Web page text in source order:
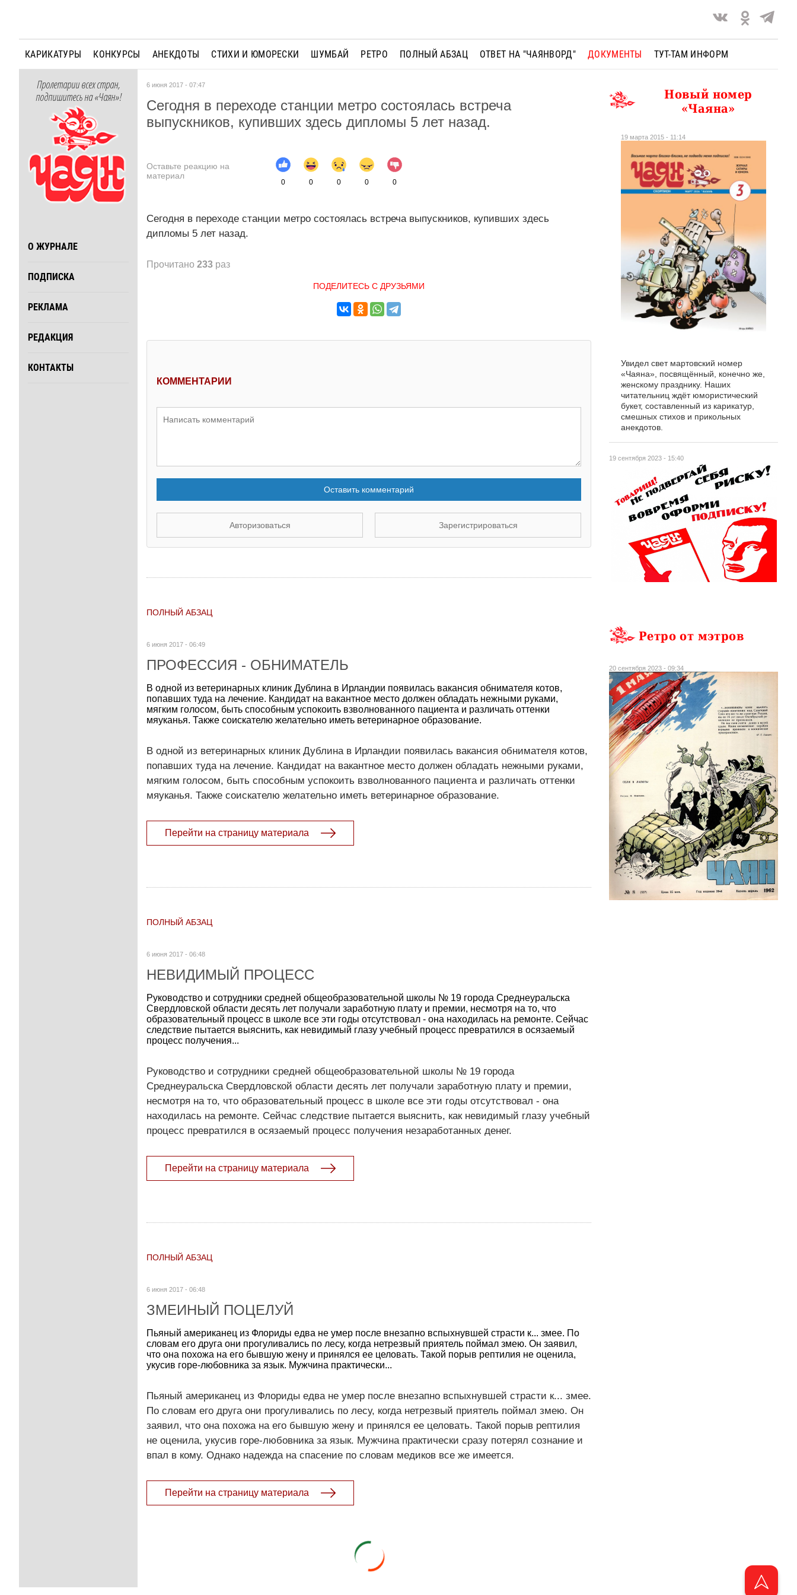
КАРИКАТУРЫ КОНКУРСЫ АНЕКДОТЫ СТИХИ И ЮМОРЕСКИ ШУМБАЙ РЕТРО ПОЛНЫЙ АБЗАЦ ОТВЕТ НА "ЧАЯНВОРД" ДОКУМЕНТЫ ТУТ-ТАМ ИНФОРМ
Пролетарии всех стран,
подпишитесь на «Чаян»!
О ЖУРНАЛЕ
ПОДПИСКА
РЕКЛАМА
РЕДАКЦИЯ
КОНТАКТЫ
6 июня 2017 - 07:47
Сегодня в переходе станции метро состоялась встреча
выпускников, купивших здесь дипломы 5 лет назад.
Оставьте реакцию на
материал
0 0 0 0 0
Сегодня в переходе станции метро состоялась встреча выпускников, купивших здесь
дипломы 5 лет назад.
Прочитано 233 раз
ПОДЕЛИТЕСЬ С ДРУЗЬЯМИ
КОММЕНТАРИИ
Оставить комментарий
Авторизоваться Зарегистрироваться
ПОЛНЫЙ АБЗАЦ
6 июня 2017 - 06:49
ПРОФЕССИЯ - ОБНИМАТЕЛЬ
В одной из ветеринарных клиник Дублина в Ирландии появилась вакансия обнимателя котов,
попавших туда на лечение. Кандидат на вакантное место должен обладать нежными руками,
мягким голосом, быть способным успокоить взволнованного пациента и различать оттенки
мяуканья. Также соискателю желательно иметь ветеринарное образование.
В одной из ветеринарных клиник Дублина в Ирландии появилась вакансия обнимателя котов,
попавших туда на лечение. Кандидат на вакантное место должен обладать нежными руками,
мягким голосом, быть способным успокоить взволнованного пациента и различать оттенки
мяуканья. Также соискателю желательно иметь ветеринарное образование.
Перейти на страницу материала
ПОЛНЫЙ АБЗАЦ
6 июня 2017 - 06:48
НЕВИДИМЫЙ ПРОЦЕСС
Руководство и сотрудники средней общеобразовательной школы № 19 города Среднеуральска
Свердловской области десять лет получали заработную плату и премии, несмотря на то, что
образовательный процесс в школе все эти годы отсутствовал - она находилась на ремонте. Сейчас
следствие пытается выяснить, как невидимый глазу учебный процесс превратился в осязаемый
процесс получения...
Руководство и сотрудники средней общеобразовательной школы № 19 города
Среднеуральска Свердловской области десять лет получали заработную плату и премии,
несмотря на то, что образовательный процесс в школе все эти годы отсутствовал - она
находилась на ремонте. Сейчас следствие пытается выяснить, как невидимый глазу учебный
процесс превратился в осязаемый процесс получения незаработанных денег.
Перейти на страницу материала
ПОЛНЫЙ АБЗАЦ
6 июня 2017 - 06:48
ЗМЕИНЫЙ ПОЦЕЛУЙ
Пьяный американец из Флориды едва не умер после внезапно вспыхнувшей страсти к... змее. По
словам его друга они прогуливались по лесу, когда нетрезвый приятель поймал змею. Он заявил,
что она похожа на его бывшую жену и принялся ее целовать. Такой порыв рептилия не оценила,
укусив горе-любовника за язык. Мужчина практически...
Пьяный американец из Флориды едва не умер после внезапно вспыхнувшей страсти к... змее.
По словам его друга они прогуливались по лесу, когда нетрезвый приятель поймал змею. Он
заявил, что она похожа на его бывшую жену и принялся ее целовать. Такой порыв рептилия
не оценила, укусив горе-любовника за язык. Мужчина практически сразу потерял сознание и
впал в кому. Однако надежда на спасение по словам медиков все же имеется.
Перейти на страницу материала
19 сентября 2023 - 15:40
Новый номер
«Чаяна»
19 марта 2015 - 11:14
Увидел свет мартовский номер
«Чаяна», посвящённый, конечно же,
женскому празднику. Наших
читательниц ждёт юмористический
букет, составленный из карикатур,
смешных стихов и прикольных
анекдотов.
Ретро от мэтров
20 сентября 2023 - 09:34